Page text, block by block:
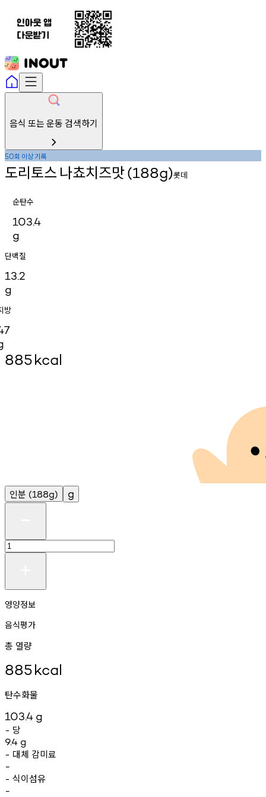
음식 또는 운동 검색하기
50회 이상기록
도리토스 나쵸치즈맛(188g)롯데
순탄수
103.4
g
단백질
13.2
g
방
885kcal
인분 (188g) g
영양정보
음식평가
총 열량
885kcal
탄수화물
103.4 g
- 당
9.4 g
- 대체 감미료
-
- 식이섬유
-